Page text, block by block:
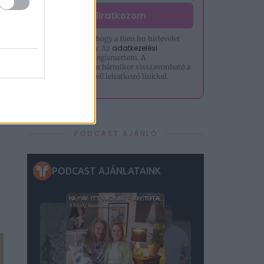
Feliratkozom
Hozzájárulok, hogy a Bien.hu hírlevelet
küldjön nekem. Az adatkezelési
megismertem. A
hozzájárulásom bármikor visszavonható a
levelek alján lévő leiratkozó linkkel.
PODCAST AJÁNLÓ